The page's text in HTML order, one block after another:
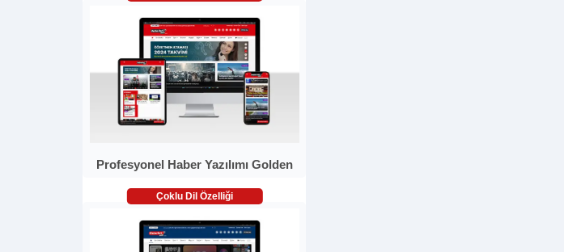
Profesyonel Haber Yazılımı Golden
Çoklu Dil Özelliği